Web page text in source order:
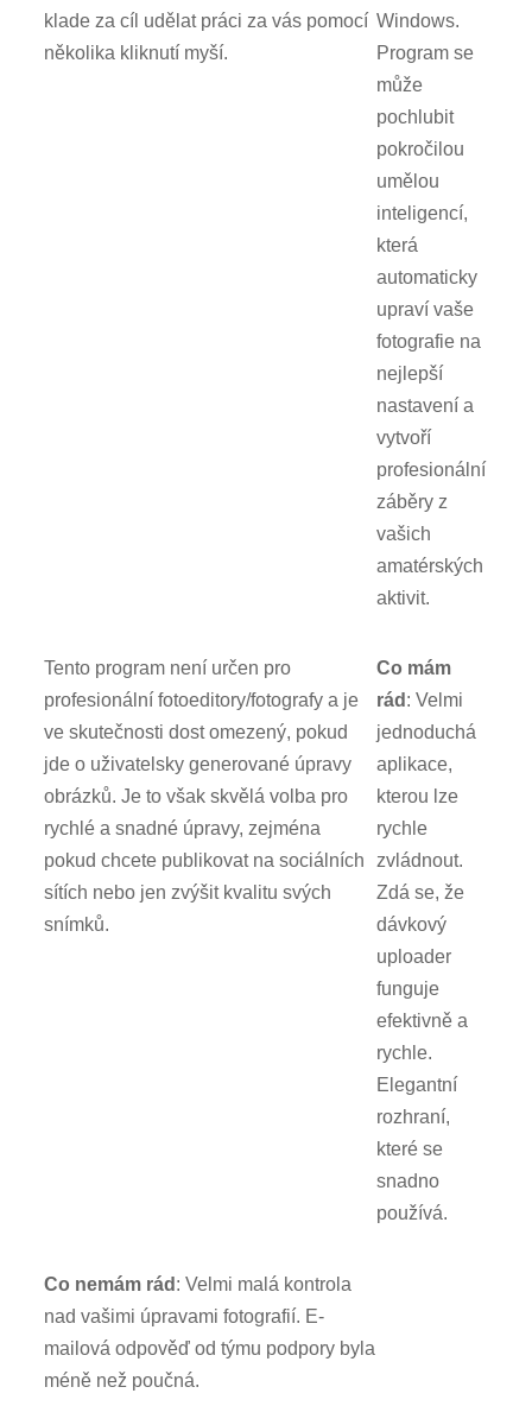
klade za cíl udělat práci za vás pomocí
několika kliknutí myší.
Windows.
Program se
může
pochlubit
pokročilou
umělou
inteligencí,
která
automaticky
upraví vaše
fotografie na
nejlepší
nastavení a
vytvoří
profesionální
záběry z
vašich
amatérských
aktivit.
Tento program není určen pro
profesionální fotoeditory/fotografy a je
ve skutečnosti dost omezený, pokud
jde o uživatelsky generované úpravy
obrázků. Je to však skvělá volba pro
rychlé a snadné úpravy, zejména
pokud chcete publikovat na sociálních
sítích nebo jen zvýšit kvalitu svých
snímků.
Co mám
rád : Velmi
jednoduchá
aplikace,
kterou lze
rychle
zvládnout.
Zdá se, že
dávkový
uploader
funguje
efektivně a
rychle.
Elegantní
rozhraní,
které se
snadno
používá.
Co nemám rád : Velmi malá kontrola
nad vašimi úpravami fotografií. E-
mailová odpověď od týmu podpory byla
méně než poučná.